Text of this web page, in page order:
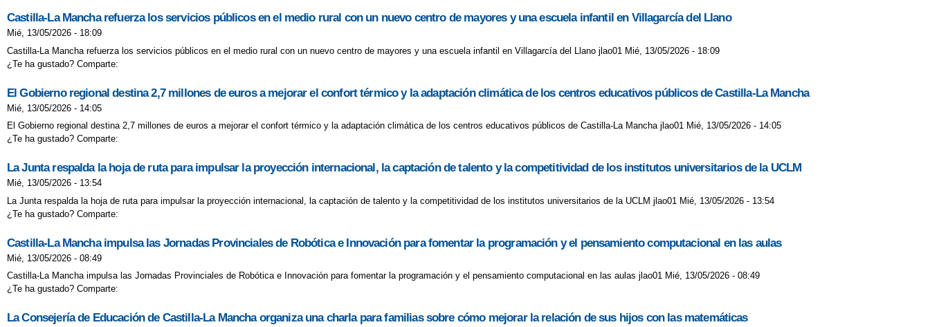
Castilla-La Mancha refuerza los servicios públicos en el medio rural con un nuevo centro de mayores y una escuela infantil en Villagarcía del Llano
Mié, 13/05/2026 - 18:09
Castilla-La Mancha refuerza los servicios públicos en el medio rural con un nuevo centro de mayores y una escuela infantil en Villagarcía del Llano jlao01 Mié, 13/05/2026 - 18:09
¿Te ha gustado? Comparte:
El Gobierno regional destina 2,7 millones de euros a mejorar el confort térmico y la adaptación climática de los centros educativos públicos de Castilla-La Mancha
Mié, 13/05/2026 - 14:05
El Gobierno regional destina 2,7 millones de euros a mejorar el confort térmico y la adaptación climática de los centros educativos públicos de Castilla-La Mancha jlao01 Mié, 13/05/2026 - 14:05
¿Te ha gustado? Comparte:
La Junta respalda la hoja de ruta para impulsar la proyección internacional, la captación de talento y la competitividad de los institutos universitarios de la UCLM
Mié, 13/05/2026 - 13:54
La Junta respalda la hoja de ruta para impulsar la proyección internacional, la captación de talento y la competitividad de los institutos universitarios de la UCLM jlao01 Mié, 13/05/2026 - 13:54
¿Te ha gustado? Comparte:
Castilla-La Mancha impulsa las Jornadas Provinciales de Robótica e Innovación para fomentar la programación y el pensamiento computacional en las aulas
Mié, 13/05/2026 - 08:49
Castilla-La Mancha impulsa las Jornadas Provinciales de Robótica e Innovación para fomentar la programación y el pensamiento computacional en las aulas jlao01 Mié, 13/05/2026 - 08:49
¿Te ha gustado? Comparte:
La Consejería de Educación de Castilla-La Mancha organiza una charla para familias sobre cómo mejorar la relación de sus hijos con las matemáticas